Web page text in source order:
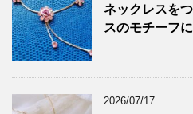
ネックレスを
スのモチーフ
2026/07/17